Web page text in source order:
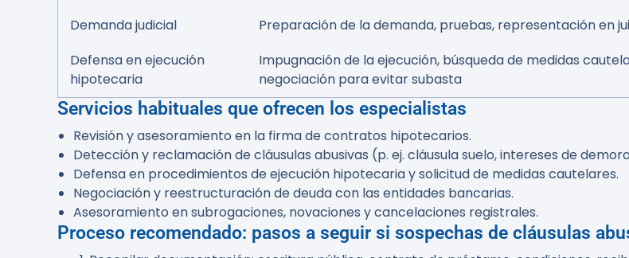
Demanda judicial
Preparación de la demanda, pruebas, representación en
Defensa en ejecución
hipotecaria
Impugnación de la ejecución, búsqueda de medidas
negociación para evitar subasta
Servicios habituales que ofrecen los especialistas
Revisión y asesoramiento en la firma de contratos hipotecarios.
Detección y reclamación de cláusulas abusivas (p. ej. cláusula suelo, intereses de
Defensa en procedimientos de ejecución hipotecaria y solicitud de medidas cautelares.
Negociación y reestructuración de deuda con las entidades bancarias.
Asesoramiento en subrogaciones, novaciones y cancelaciones registrales.
Proceso recomendado: pasos a seguir si sospechas de cláusulas